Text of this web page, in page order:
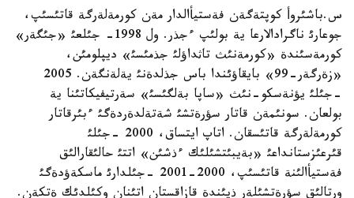
س.باشئروأ كوپتةگةن فةستيأالدار مةن كورمةلةرگة قاتئسئپ،
جوعارئ ناگرادالارعا ية بولئپ ءجذر. ول 1998- جئلعئ «جئگةر»
كورمةسئندة «كورمةنئث تاثداؤلئ جذمئسئ» ديپلومئن،
«زةرگةر-99» بايقاؤئندا باس جذلدةنئ يةلةنگةن. 2005
-جئلئ يؤنةسكو-نئث «ساپا بةلگئسئ» سةرتيفيكاتئنا ية
بولعان. سونئمةن قاتار سؤرةتشئ شةتةلدةردةگئ ءبئرقاتار
كورمةلةرگة قاتئسقان. اتاپ ايتساق، 2000 -جئلئ
قئرعئزستانداعئ «بةيبئتشئلئك ءذشئن» اتتئ حالئقارالئق
فةستيأالئنة قاتئسئپ، 2000-2001 -جئلدارئ ماسكةؤدةگئ